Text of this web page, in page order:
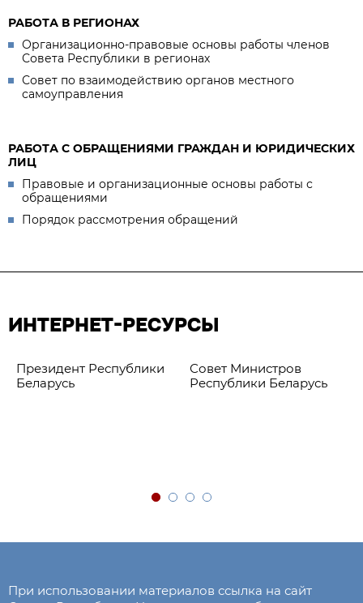
РАБОТА В РЕГИОНАХ
Организационно-правовые основы работы членов
Совета Республики в регионах
Совет по взаимодействию органов местного
самоуправления
РАБОТА С ОБРАЩЕНИЯМИ ГРАЖДАН И ЮРИДИЧЕСКИХ
ЛИЦ
Правовые и организационные основы работы с
обращениями
Порядок рассмотрения обращений
ИНТЕРНЕТ-РЕСУРСЫ
Президент Республики
Беларусь
Совет Министров
Республики Беларусь
При использовании материалов ссылка на сайт